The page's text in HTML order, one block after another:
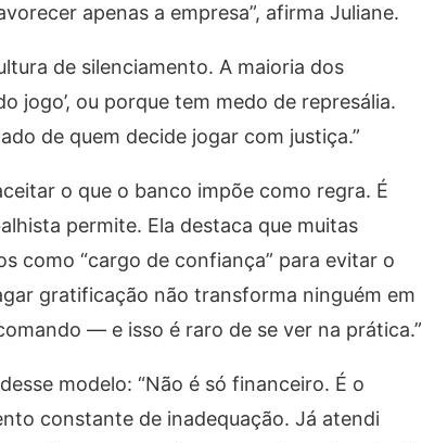
apenas a empresa”, afirma Juliane.
de silenciamento. A maioria dos
jogo’, ou porque tem medo de represália.
de quem decide jogar com justiça.”
o que o banco impõe como regra. É
permite. Ela destaca que muitas
como “cargo de confiança” para evitar o
gratificação não transforma ninguém em
— e isso é raro de se ver na prática.”
modelo: “Não é só financeiro. É o
constante de inadequação. Já atendi